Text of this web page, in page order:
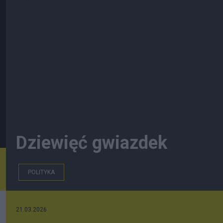
Dziewięć gwiazdek
POLITYKA
21.03.2026